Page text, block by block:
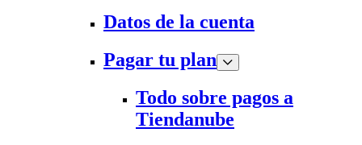
Datos de la cuenta
Pagar tu plan
Todo sobre pagos a
Tiendanube